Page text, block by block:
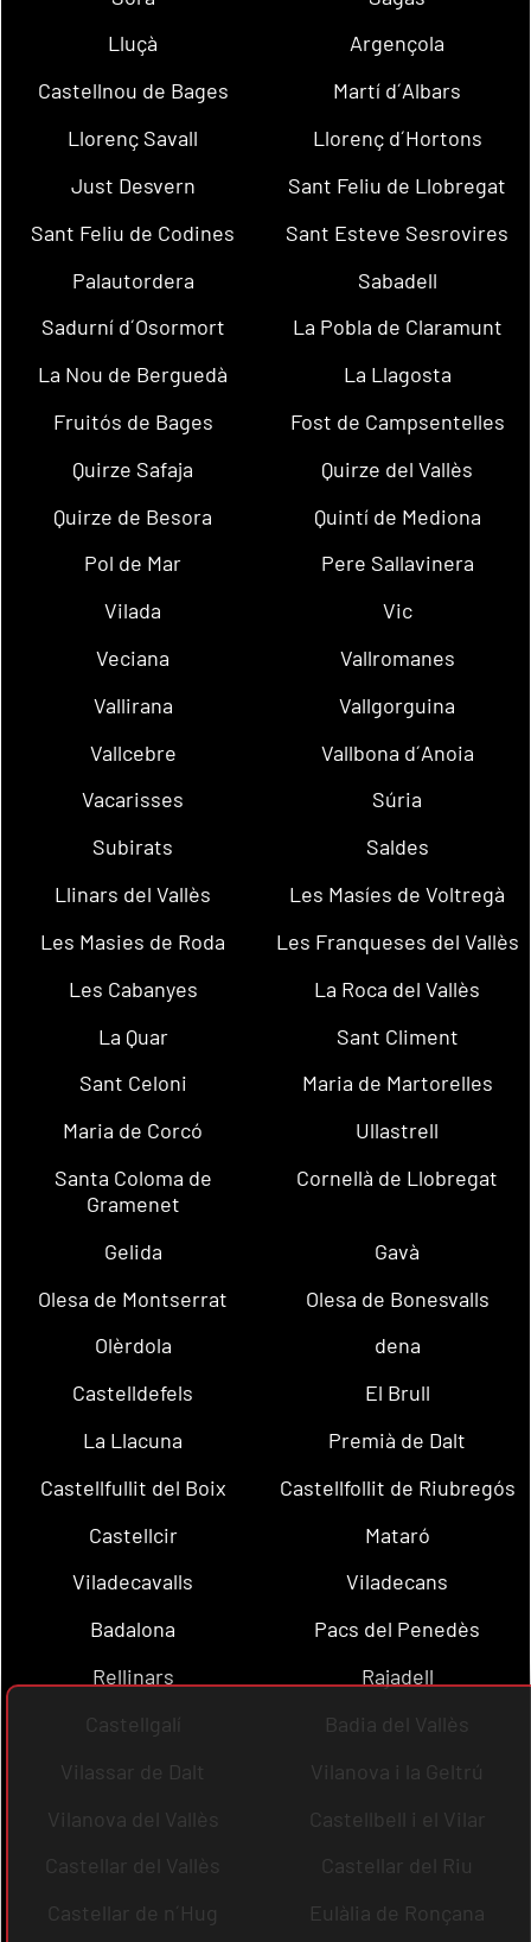
Lluçà
Argençola
Castellnou de Bages
Martí d´Albars
Llorenç Savall
Llorenç d´Hortons
Just Desvern
Sant Feliu de Llobregat
Sant Feliu de Codines
Sant Esteve Sesrovires
Palautordera
Sabadell
Sadurní d´Osormort
La Pobla de Claramunt
La Nou de Berguedà
La Llagosta
Fruitós de Bages
Fost de Campsentelles
Quirze Safaja
Quirze del Vallès
Quirze de Besora
Quintí de Mediona
Pol de Mar
Pere Sallavinera
Vilada
Vic
Veciana
Vallromanes
Vallirana
Vallgorguina
Vallcebre
Vallbona d´Anoia
Vacarisses
Súria
Subirats
Saldes
Llinars del Vallès
Les Masíes de Voltregà
Les Masies de Roda
Les Franqueses del Vallès
Les Cabanyes
La Roca del Vallès
La Quar
Sant Climent
Sant Celoni
Maria de Martorelles
Maria de Corcó
Ullastrell
Santa Coloma de
Gramenet
Cornellà de Llobregat
Gelida
Gavà
Olesa de Montserrat
Olesa de Bonesvalls
Olèrdola
dena
Castelldefels
El Brull
La Llacuna
Premià de Dalt
Castellfullit del Boix
Castellfollit de Riubregós
Castellcir
Mataró
Viladecavalls
Viladecans
Badalona
Pacs del Penedès
Rellinars
Rajadell
Castellgalí
Badia del Vallès
Vilassar de Dalt
Vilanova i la Geltrú
Vilanova del Vallès
Castellbell i el Vilar
Castellar del Vallès
Castellar del Riu
Castellar de n´Hug
Eulàlia de Ronçana